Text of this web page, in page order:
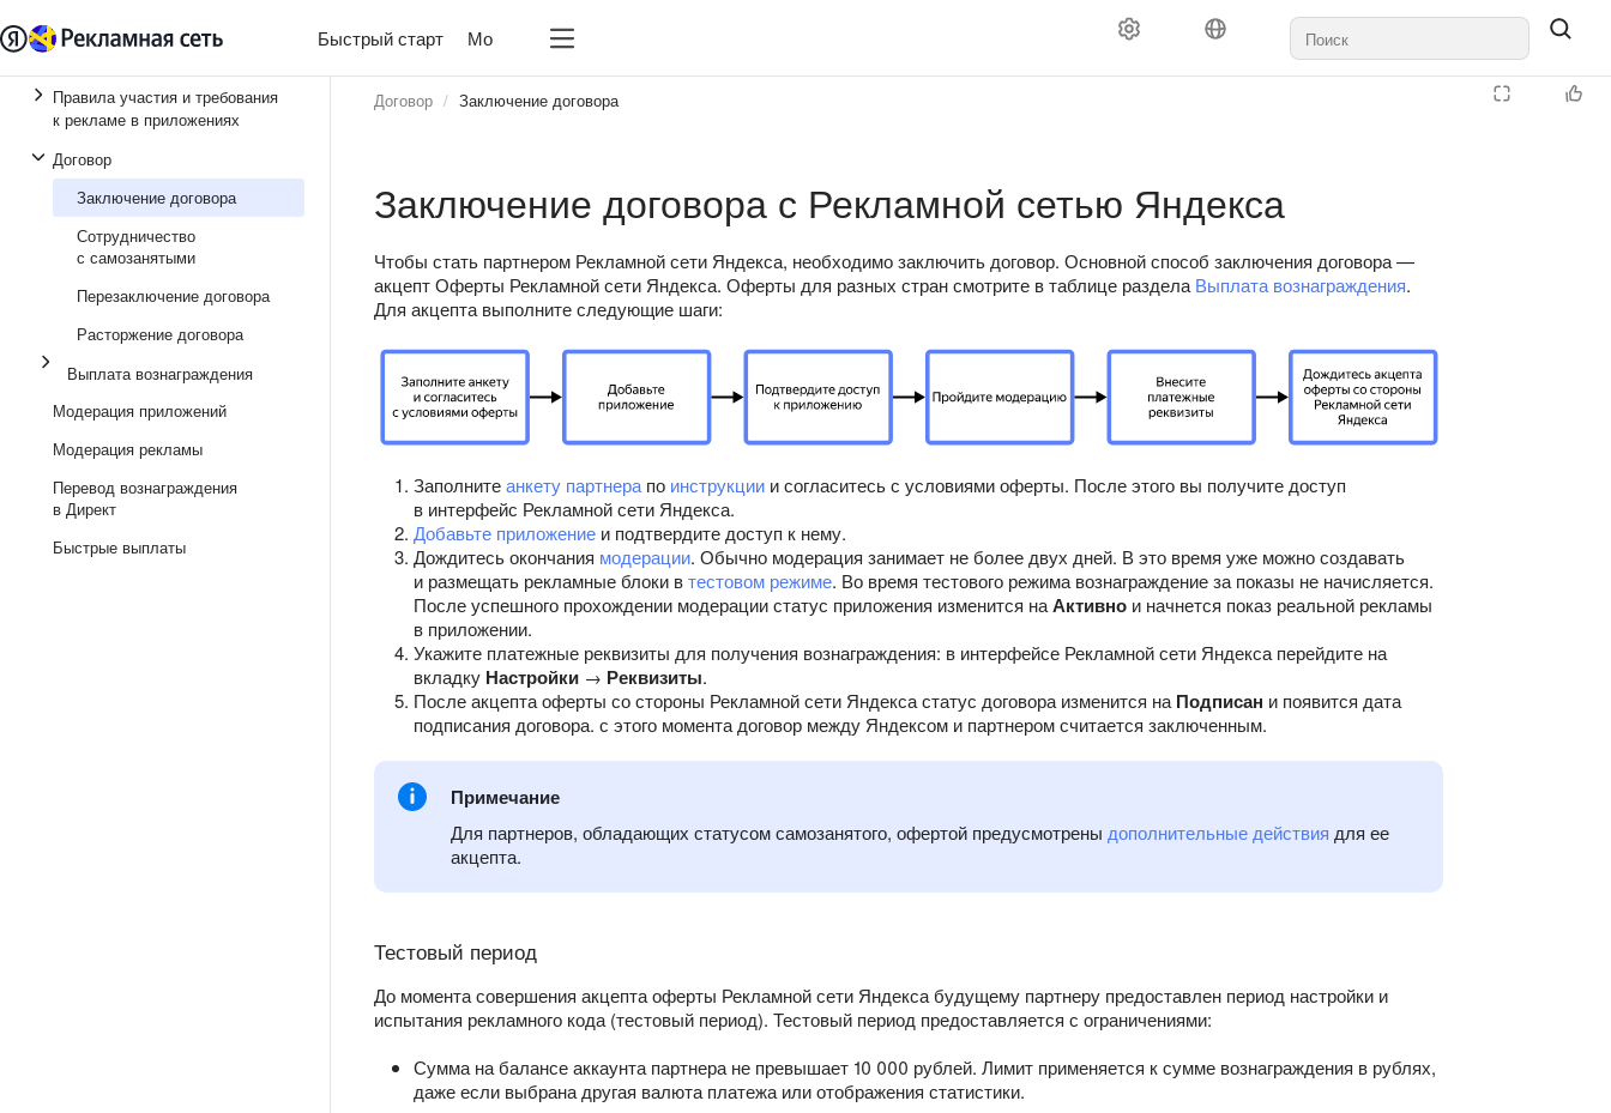
Быстрый старт Монетизация
Unity
React Native
Unity
React Native
Документы и выплаты
Правила участия и требования
к рекламе в приложениях
Договор
Заключение договора
Сотрудничество
с самозанятыми
Перезаключение договора
Расторжение договора
Выплата вознаграждения
Модерация приложений
Модерация рекламы
Перевод вознаграждения
в Директ
Быстрые выплаты
Договор Заключение договора
Заключение договора с Рекламной сетью Яндекса
Чтобы стать партнером Рекламной сети Яндекса, необходимо заключить договор. Основной способ заключения договора —
акцепт Оферты Рекламной сети Яндекса. Оферты для разных стран смотрите в таблице раздела Выплата вознаграждения.
Для акцепта выполните следующие шаги:
Заполнитеанкету партнера по инструкции и согласитесь с условиями оферты. После этого вы получите доступ
в интерфейс Рекламной сети Яндекса.
Добавьте приложение и подтвердите доступ к нему.
Дождитесь окончания модерации. Обычно модерация занимает не более двух дней. В это время уже можно создавать
и размещать рекламные блоки втестовом режиме. Во время тестового режима вознаграждение за показы не начисляется.
После успешного прохождении модерации статус приложения изменится наАктивно и начнется показ реальной рекламы
в приложении.
Укажите платежные реквизиты для получения вознаграждения: в интерфейсе Рекламной сети Яндекса перейдите на
вкладку Настройки → Реквизиты.
После акцепта оферты со стороны Рекламной сети Яндекса статус договора изменится на Подписан и появится дата
подписания договора. с этого момента договор между Яндексом и партнером считается заключенным.
Примечание
Для партнеров, обладающих статусом самозанятого, офертой предусмотрены дополнительные действия для ее
акцепта.
Тестовый период
До момента совершения акцепта оферты Рекламной сети Яндекса будущему партнеру предоставлен период настройки и
испытания рекламного кода (тестовый период). Тестовый период предоставляется с ограничениями:
Сумма на балансе аккаунта партнера не превышает 10 000 рублей. Лимит применяется к сумме вознаграждения в рублях,
даже если выбрана другая валюта платежа или отображения статистики.